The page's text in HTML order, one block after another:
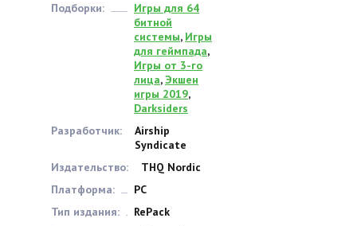
Подборки:
Игры для 64
битной
системы, Игры
для геймпада,
Игры от 3-го
лица,Экшен
игры 2019,
Darksiders
Разработчик:
Airship
Syndicate
Издательство:
THQ Nordic
Платформа:
PC
Тип издания:
RePack